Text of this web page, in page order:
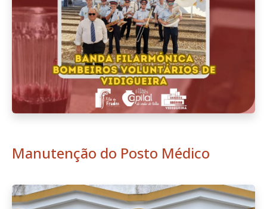
Manutenção do Posto Médico